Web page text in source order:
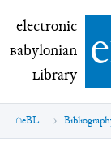
electronic
electronic
Babylonian
Library e
eBL